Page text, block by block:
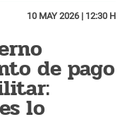
10 MAY 2026 | 12:30 H
de pago
lo